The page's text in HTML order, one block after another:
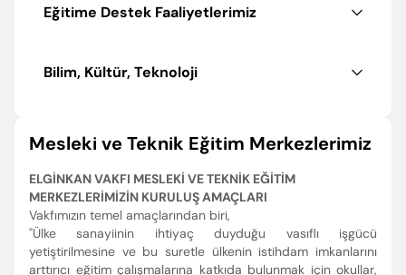
Eğitime Destek Faaliyetlerimiz
Bilim, Kültür, Teknoloji
Mesleki ve Teknik Eğitim Merkezlerimiz
ELGİNKAN VAKFI MESLEKİ VE TEKNİK EĞİTİM
MERKEZLERİMİZİN KURULUŞ AMAÇLARI
Vakfımızın temel amaçlarından biri,
"Ülke sanayiinin ihtiyaç duyduğu vasıflı işgücü
yetiştirilmesine ve bu suretle ülkenin istihdam imkanlarını
arttırıcı eğitim çalışmalarına katkıda bulunmak için okullar,